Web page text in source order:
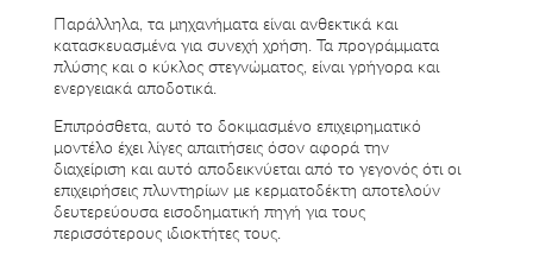
Παράλληλα, τα μηχανήματα είναι ανθεκτικά και
κατασκευασμένα για συνεχή χρήση. Τα προγράμματα
πλύσης και ο κύκλος στεγνώματος, είναι γρήγορα και
ενεργειακά αποδοτικά.
Επιπρόσθετα, αυτό το δοκιμασμένο επιχειρηματικό
μοντέλο έχει λίγες απαιτήσεις όσον αφορά την
διαχείριση και αυτό αποδεικνύεται από το γεγονός ότι οι
επιχειρήσεις πλυντηρίων με κερματοδέκτη αποτελούν
δευτερεύουσα εισοδηματική πηγή για τους
περισσότερους ιδιοκτήτες τους.